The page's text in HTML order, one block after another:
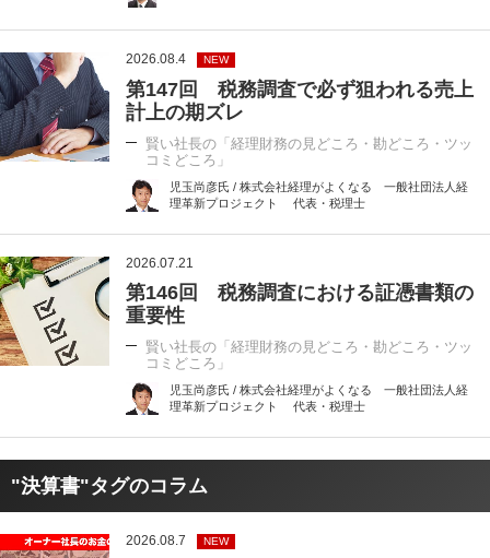
2026.08.4 NEW
第147回 税務調査で必ず狙われる売上
計上の期ズレ
賢い社長の「経理財務の見どころ・勘どころ・ツッ
コミどころ」
児玉尚彦氏 / 株式会社経理がよくなる 一般社団法人経
理革新プロジェクト 代表・税理士
2026.07.21
第146回 税務調査における証憑書類の
重要性
賢い社長の「経理財務の見どころ・勘どころ・ツッ
コミどころ」
児玉尚彦氏 / 株式会社経理がよくなる 一般社団法人経
理革新プロジェクト 代表・税理士
"決算書"タグのコラム
2026.08.7 NEW